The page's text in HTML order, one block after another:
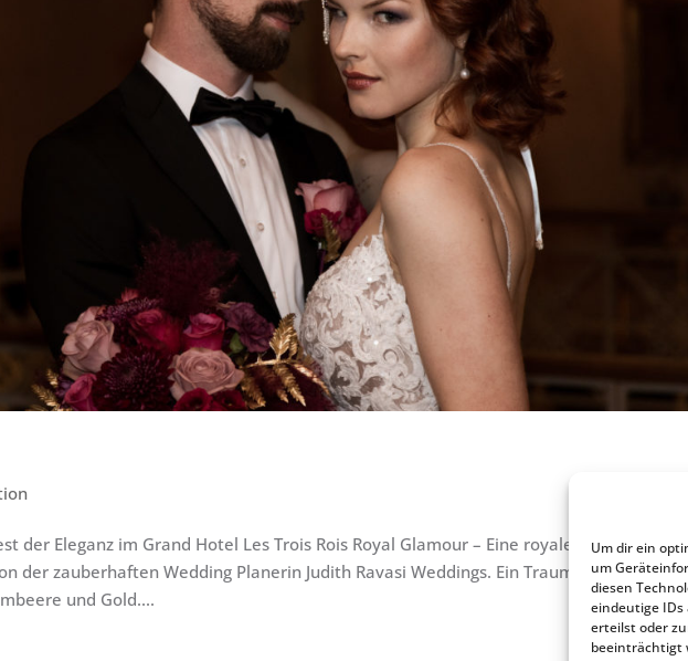
Um dir ein
um
diesen
eindeutige IDs
erteilst oder
beeinträchtigt
der Eleganz im Grand Hotel Les Trois Rois Royal Glamour – Eine royale und
der zauberhaften Wedding Planerin Judith Ravasi Weddings. Ein Traum in den Tönen
und Gold....